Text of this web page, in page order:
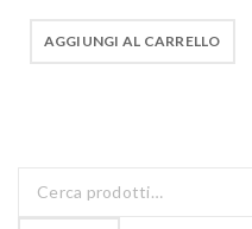
AGGIUNGI AL CARRELLO